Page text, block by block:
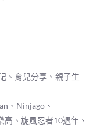
、 育兒分享 、親子生
、 Ninjago 、
高 、 旋風忍者10週年 、